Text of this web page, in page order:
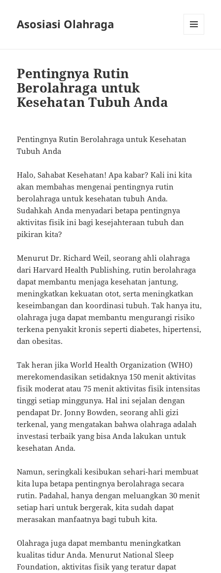
Asosiasi Olahraga
Pentingnya Rutin
Berolahraga untuk
Kesehatan Tubuh Anda
Pentingnya Rutin Berolahraga untuk Kesehatan
Tubuh Anda
Halo, Sahabat Kesehatan! Apa kabar? Kali ini kita
akan membahas mengenai pentingnya rutin
berolahraga untuk kesehatan tubuh Anda.
Sudahkah Anda menyadari betapa pentingnya
aktivitas fisik ini bagi kesejahteraan tubuh dan
pikiran kita?
Menurut Dr. Richard Weil, seorang ahli olahraga
dari Harvard Health Publishing, rutin berolahraga
dapat membantu menjaga kesehatan jantung,
meningkatkan kekuatan otot, serta meningkatkan
keseimbangan dan koordinasi tubuh. Tak hanya itu,
olahraga juga dapat membantu mengurangi risiko
terkena penyakit kronis seperti diabetes, hipertensi,
dan obesitas.
Tak heran jika World Health Organization (WHO)
merekomendasikan setidaknya 150 menit aktivitas
fisik moderat atau 75 menit aktivitas fisik intensitas
tinggi setiap minggunya. Hal ini sejalan dengan
pendapat Dr. Jonny Bowden, seorang ahli gizi
terkenal, yang mengatakan bahwa olahraga adalah
investasi terbaik yang bisa Anda lakukan untuk
kesehatan Anda.
Namun, seringkali kesibukan sehari-hari membuat
kita lupa betapa pentingnya berolahraga secara
rutin. Padahal, hanya dengan meluangkan 30 menit
setiap hari untuk bergerak, kita sudah dapat
merasakan manfaatnya bagi tubuh kita.
Olahraga juga dapat membantu meningkatkan
kualitas tidur Anda. Menurut National Sleep
Foundation, aktivitas fisik yang teratur dapat